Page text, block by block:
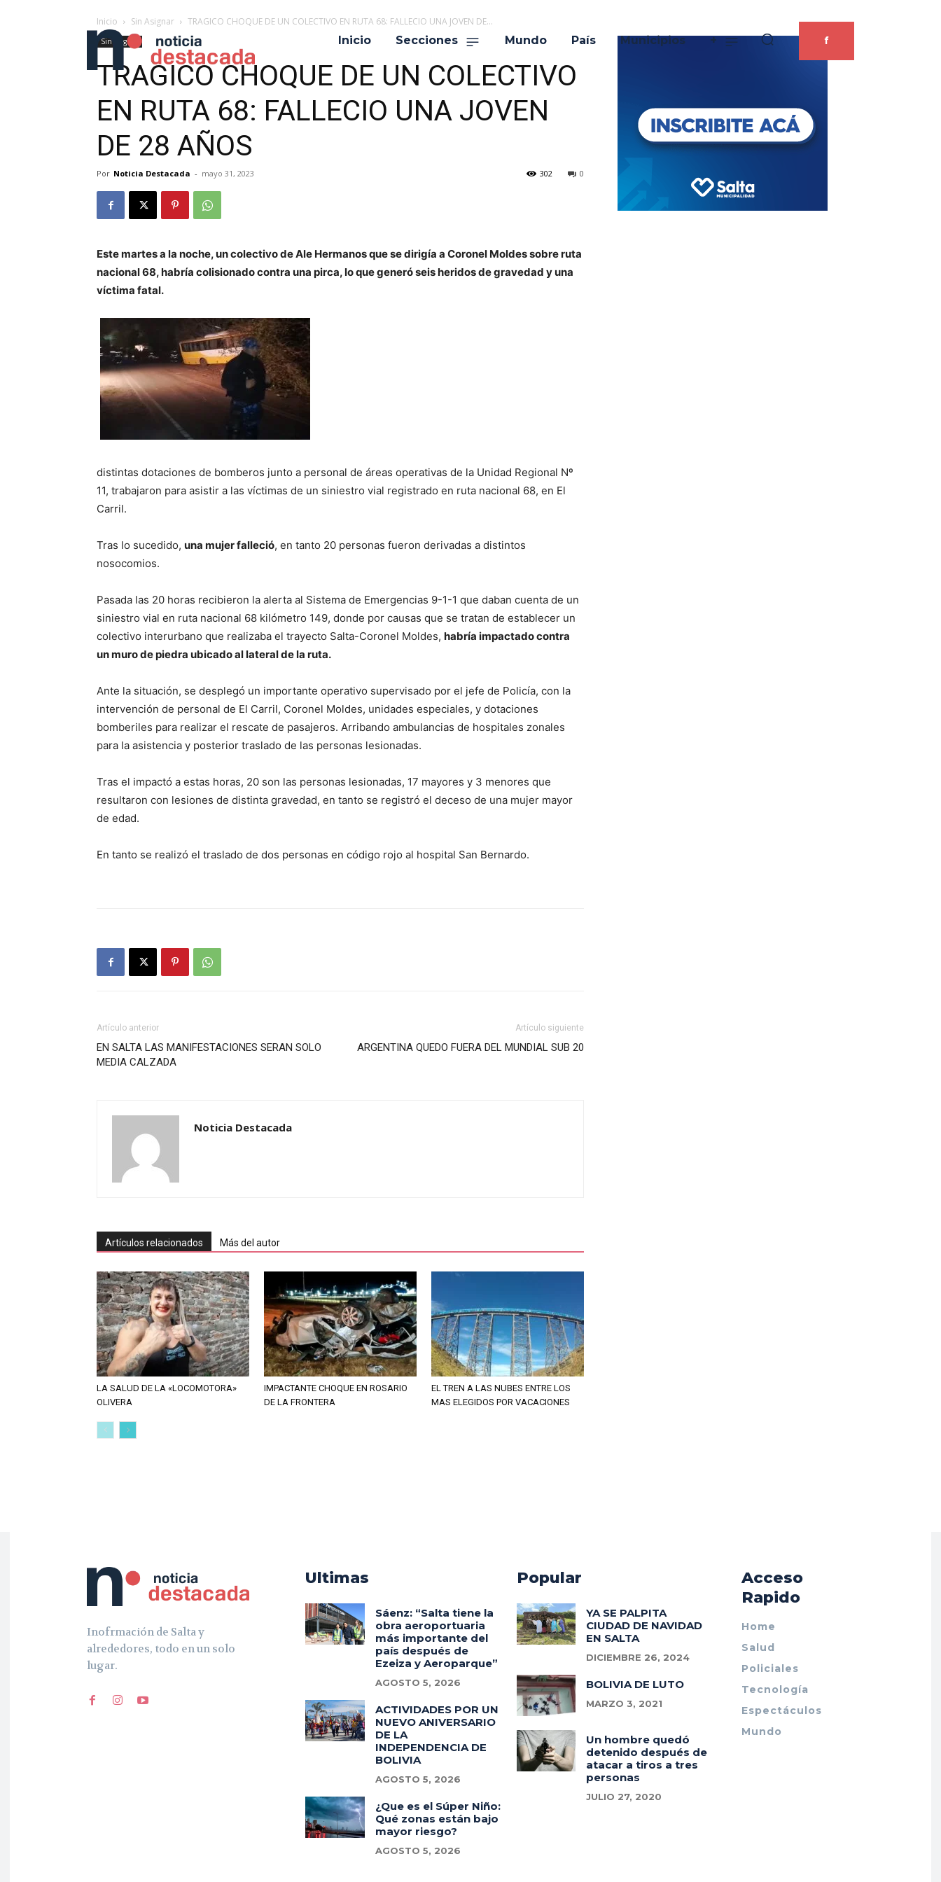
Inicio Secciones Mundo País Municipios + f
Inicio Sin Asignar TRAGICO CHOQUE DE UN COLECTIVO EN RUTA 68: FALLECIO UNA JOVEN DE...
Sin Asignar
TRAGICO CHOQUE DE UN COLECTIVO
EN RUTA 68: FALLECIO UNA JOVEN
DE 28 AÑOS
Por Noticia Destacada - mayo 31, 2023 0
302
Este martes a la noche, un colectivo de Ale Hermanos que se dirigía a Coronel Moldes sobre ruta
nacional 68, habría colisionado contra una pirca, lo que generó seis heridos de gravedad y una
víctima fatal.
distintas dotaciones de bomberos junto a personal de áreas operativas de la Unidad Regional Nº
11, trabajaron para asistir a las víctimas de un siniestro vial registrado en ruta nacional 68, en El
Carril.
Tras lo sucedido, una mujer falleció, en tanto 20 personas fueron derivadas a distintos
nosocomios.
Pasada las 20 horas recibieron la alerta al Sistema de Emergencias 9-1-1 que daban cuenta de un
siniestro vial en ruta nacional 68 kilómetro 149, donde por causas que se tratan de establecer un
colectivo interurbano que realizaba el trayecto Salta-Coronel Moldes, habría impactado contra
un muro de piedra ubicado al lateral de la ruta.
Ante la situación, se desplegó un importante operativo supervisado por el jefe de Policía, con la
intervención de personal de El Carril, Coronel Moldes, unidades especiales, y dotaciones
bomberiles para realizar el rescate de pasajeros. Arribando ambulancias de hospitales zonales
para la asistencia y posterior traslado de las personas lesionadas.
Tras el impactó a estas horas, 20 son las personas lesionadas, 17 mayores y 3 menores que
resultaron con lesiones de distinta gravedad, en tanto se registró el deceso de una mujer mayor
de edad.
En tanto se realizó el traslado de dos personas en código rojo al hospital San Bernardo.
Artículo anterior
EN SALTA LAS MANIFESTACIONES SERAN SOLO
MEDIA CALZADA
Artículo siguiente
ARGENTINA QUEDO FUERA DEL MUNDIAL SUB 20
Noticia Destacada
Artículos relacionados Más del autor
LA SALUD DE LA «LOCOMOTORA»
OLIVERA
IMPACTANTE CHOQUE EN ROSARIO
DE LA FRONTERA
EL TREN A LAS NUBES ENTRE LOS
MAS ELEGIDOS POR VACACIONES
Inofrmación de Salta y
alrededores, todo en un solo
lugar.
Ultimas
Sáenz: “Salta tiene la
obra aeroportuaria
más importante del
país después de
Ezeiza y Aeroparque”
AGOSTO 5, 2026
ACTIVIDADES POR UN
NUEVO ANIVERSARIO
DE LA
INDEPENDENCIA DE
BOLIVIA
AGOSTO 5, 2026
¿Que es el Súper Niño:
Qué zonas están bajo
mayor riesgo?
AGOSTO 5, 2026
Popular
YA SE PALPITA
CIUDAD DE NAVIDAD
EN SALTA
DICIEMBRE 26, 2024
BOLIVIA DE LUTO
MARZO 3, 2021
Un hombre quedó
detenido después de
atacar a tiros a tres
personas
JULIO 27, 2020
Acceso
Rapido
Home
Salud
Policiales
Tecnología
Espectáculos
Mundo